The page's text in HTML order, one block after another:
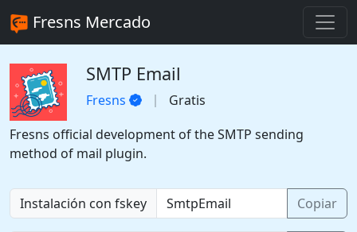
Fresns Mercado
SMTP Email
Fresns
Gratis
Fresns official development of the SMTP sending
method of mail plugin.
Instalación con fskey Copiar